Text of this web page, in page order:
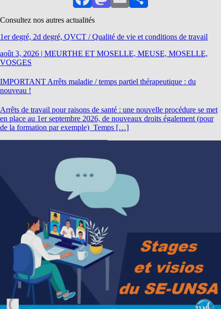
FacebookMastodon
EmailPartager
Consultez nos autres actualités
1er degré, 2d degré, QVCT / Qualité de vie et conditions de travail
août 3, 2026 | MEURTHE ET MOSELLE, MEUSE, MOSELLE,
VOSGES
IMPORTANT Arrêts maladie / temps partiel thérapeutique : du
nouveau !
Arrêts de travail pour raisons de santé : une nouvelle procédure se met
en place au 1er septembre 2026, de nouveaux droits également (pour
de la formation par exemple) Temps […]